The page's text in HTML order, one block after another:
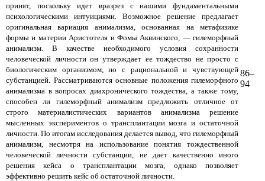
принят, поскольку идет вразрез с нашими фундаментальными
психологическими интуициями. Возможное решение предлагает
оригинальная вариация анимализма, основанная на метафизике
формы и материи Аристотеля и Фомы Аквинского, — гилеморфный
анимализм. В качестве необходимого условия сохранности
человеческой личности он утверждает ее тождество не просто с
биологическим организмом, но с рациональной и чувствующей
субстанцией. Рассматриваются основные положения гилеморфного
анимализма в вопросах диахронического тождества, а также тому,
способен ли гилеморфный анимализм предложить отличное от
строго материалистических вариантов анимализма решение
мысленных экспериментов о трансплантации мозга и остаточной
личности. По итогам исследования делается вывод, что гилеморфный
анимализм, несмотря на использование понятия тождественной
человеческой личности субстанции, не дает качественно иного
решения кейса о трансплантации мозга, однако позволяет
эффективно решить кейс об остаточной личности.
86–
94